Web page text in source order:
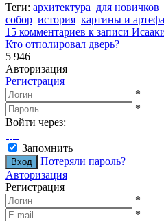
Теги: архитектура для новичков
собор история картины и
15 комментариев к записи
Кто отполировал дверь?
5 946
Авторизация
Регистрация
*
*
Войти через:
Запомнить
Потеряли пароль?
Авторизация
Регистрация
*
*